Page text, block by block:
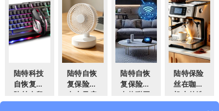
陆特科技
自恢复保
险丝在鼠
陆特自恢
复保险丝
在小风扇
陆特自恢
复保险丝
在物联网
陆特保险
丝在咖啡
机上的选